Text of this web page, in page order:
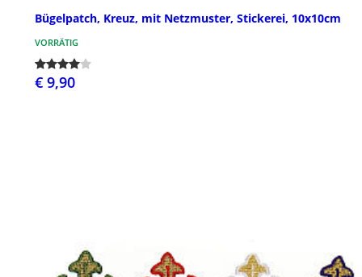
Bügelpatch, Kreuz, mit Netzmuster, Stickerei, 10x10cm
VORRÄTIG
€ 9,90